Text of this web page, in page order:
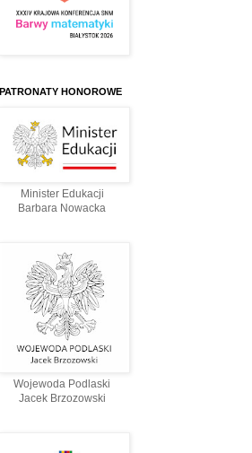
PATRONATY HONOROWE
Minister Edukacji
Barbara Nowacka
Wojewoda Podlaski
Jacek Brzozowski